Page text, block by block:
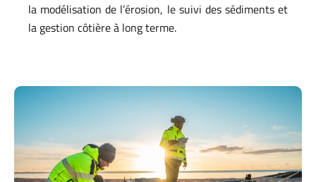
la modélisation de l’érosion, le suivi des sédiments et
la gestion côtière à long terme.